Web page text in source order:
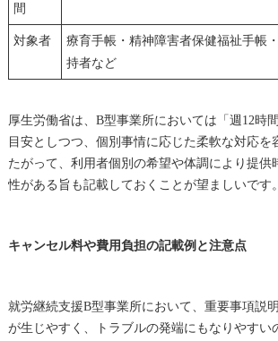
間
対象者
療育手帳・精神障害者保健福祉手帳
持者など
厚生労働省は、B型事業所においては「週12時
目安としつつ、個別事情に応じた柔軟な対応を
たがって、利用者個別の希望や体調により提供
性がある旨も記載しておくことが望ましいです。
キャンセル料や費用負担の記載例と注意点
就労継続支援B型事業所において、重要事項説
が生じやすく、トラブルの発端にもなりやすい